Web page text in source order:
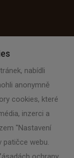
nabídli
anonymně
cookies, které
inzerci a
"Nastavení
webu.